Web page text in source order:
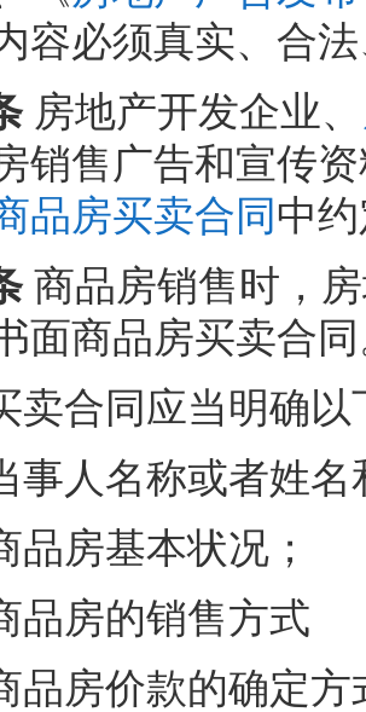
容必须真实、合
房地产开发企业、
销售广告和宣传
品房买卖合同 中
商品房销售时，
面商品房买卖合
卖合同应当明确以
事人名称或者姓
品房基本状况；
品房的销售方式
品房价款的确定